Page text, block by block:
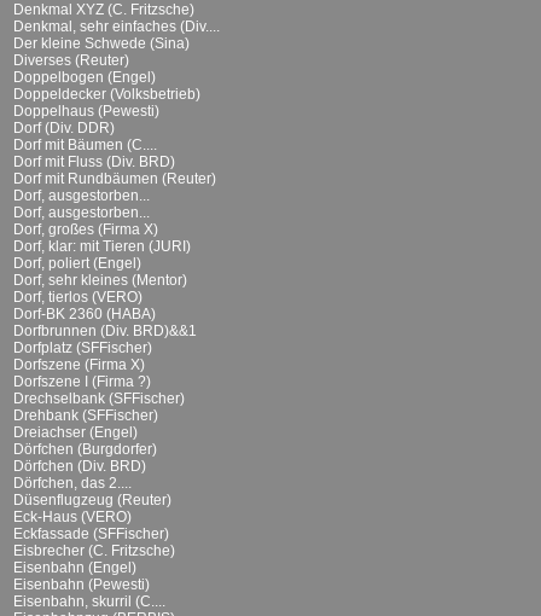
Denkmal XYZ (C. Fritzsche)
Denkmal, sehr einfaches (Div....
Der kleine Schwede (Sina)
Diverses (Reuter)
Doppelbogen (Engel)
Doppeldecker (Volksbetrieb)
Doppelhaus (Pewesti)
Dorf (Div. DDR)
Dorf mit Bäumen (C....
Dorf mit Fluss (Div. BRD)
Dorf mit Rundbäumen (Reuter)
Dorf, ausgestorben...
Dorf, ausgestorben...
Dorf, großes (Firma X)
Dorf, klar: mit Tieren (JURI)
Dorf, poliert (Engel)
Dorf, sehr kleines (Mentor)
Dorf, tierlos (VERO)
Dorf-BK 2360 (HABA)
Dorfbrunnen (Div. BRD)&&1
Dorfplatz (SFFischer)
Dorfszene (Firma X)
Dorfszene I (Firma ?)
Drechselbank (SFFischer)
Drehbank (SFFischer)
Dreiachser (Engel)
Dörfchen (Burgdorfer)
Dörfchen (Div. BRD)
Dörfchen, das 2....
Düsenflugzeug (Reuter)
Eck-Haus (VERO)
Eckfassade (SFFischer)
Eisbrecher (C. Fritzsche)
Eisenbahn (Engel)
Eisenbahn (Pewesti)
Eisenbahn, skurril (C....